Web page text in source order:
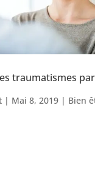
traumatismes par
| Mai 8, 2019| Bien